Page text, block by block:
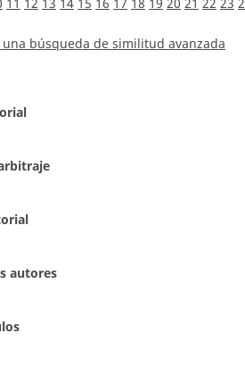
11 12 13 14 15 16 17 18 19 20 21 22 23
búsqueda de similitud avanzada
autores